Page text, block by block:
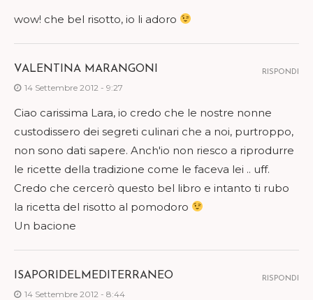
wow! che bel risotto, io li adoro
VALENTINA MARANGONI
14 Settembre 2012 - 9:27
Ciao carissima Lara, io credo che le nostre nonne
custodissero dei segreti culinari che a noi, purtroppo,
non sono dati sapere. Anch'io non riesco a riprodurre
le ricette della tradizione come le faceva lei .. uff.
Credo che cercerò questo bel libro e intanto ti rubo
la ricetta del risotto al pomodoro
Un bacione
RISPONDI
ISAPORIDELMEDITERRANEO
14 Settembre 2012 - 8:44
RISPONDI